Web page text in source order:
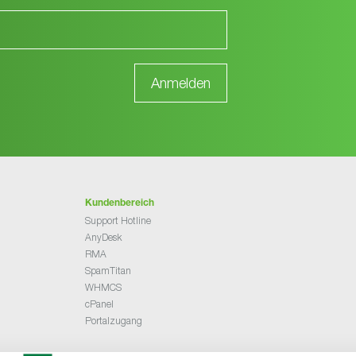
Kundenbereich
Support Hotline
AnyDesk
RMA
SpamTitan
WHMCS
cPanel
Portalzugang